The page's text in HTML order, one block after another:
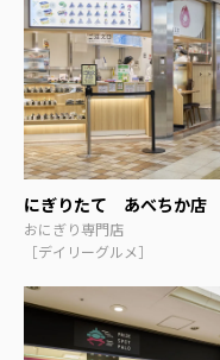
にぎりたて あべちか店
おにぎり専門店
［デイリーグルメ］